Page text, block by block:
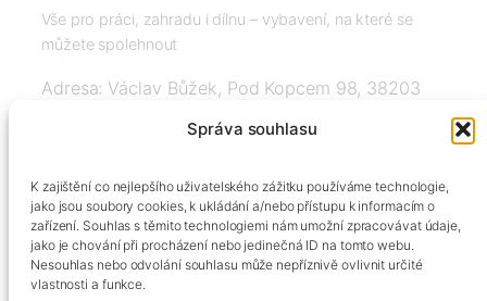
Správa souhlasu
K zajištění co nejlepšího uživatelského zážitku používáme technologie,
jako jsou soubory cookies, k ukládání a/nebo přístupu k informacím o
zařízení. Souhlas s těmito technologiemi nám umožní zpracovávat údaje,
jako je chování při procházení nebo jedinečná ID na tomto webu.
Nesouhlas nebo odvolání souhlasu může nepříznivě ovlivnit určité
vlastnosti a funkce.
Vše pro práci, zahradu i dílnu – vybavení, na které se
můžete spolehnout
Adresa: Václav Bůžek, Pod Kopcem 98, 38203
+420606334248, info@agrobox.cz